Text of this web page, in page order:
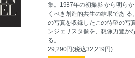
集。1987年の初撮影 から明ら
くべき創造的共生の結果であ
の写真を収録したこの待望の写
ンジェリスタ像を、想像力豊か
る。
29,290円(税込32,219円)